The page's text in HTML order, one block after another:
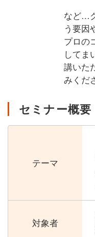
など…
う要因
プロの
してま
講いた
みくだ
セミナー概要
テーマ
対象者